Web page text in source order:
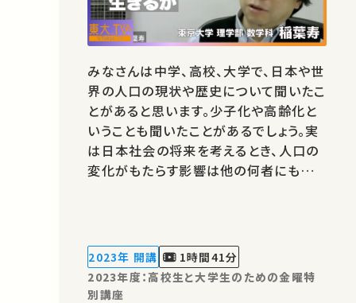
みなさんは中学、高校、大学で、日本や世
界の人口の現状や歴史について聞いたこ
とがあると思います。少子化や高齢化と
いうことも聞いたことがあるでしょう。実
は日本社会の将来を考えるとき、人口の
変化がもたらす影響は他の何者にもまし
で表現して分析する学問が数理人口学
です。 講師：稲葉 寿 ★高校生と…
2023年 開講
1時間41分
2023年度：高校生と大学生のための金曜特
別講座